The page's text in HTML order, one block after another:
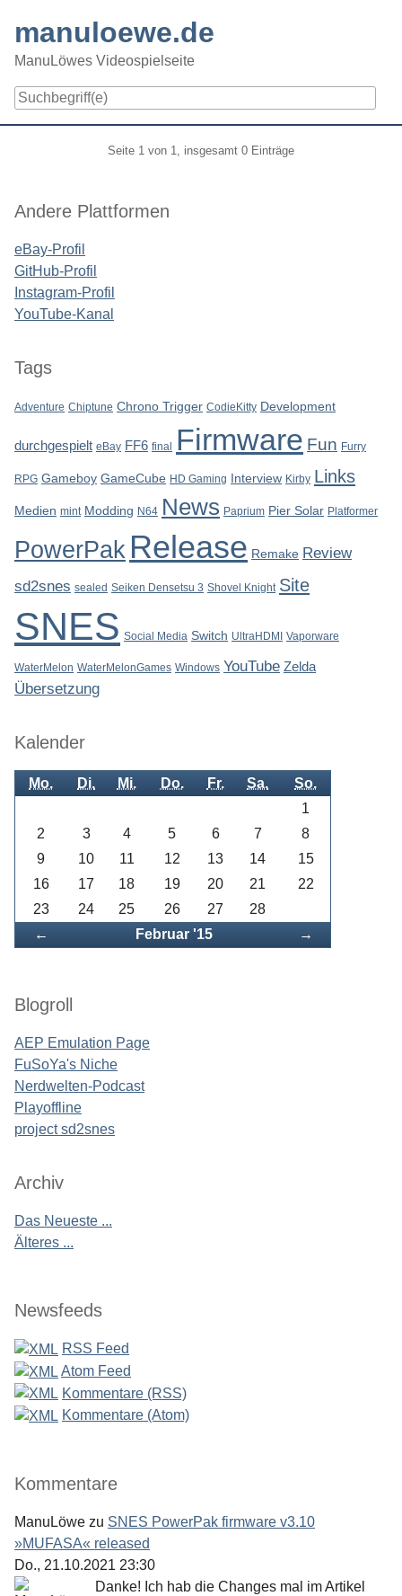
content
manuloewe.de
ManuLöwes Videospielseite
Seite 1 von 1, insgesamt 0 Einträge
Seitenleiste
Andere Plattformen
eBay-Profil
GitHub-Profil
Instagram-Profil
YouTube-Kanal
Tags
Adventure Chiptune Chrono Trigger CodieKitty Development
durchgespielt eBay FF6 final Firmware Fun Furry
RPG Gameboy GameCube HD Gaming Interview Kirby Links
Medien mint Modding N64 News Paprium Pier Solar Platformer
PowerPak Release Remake Review
sd2snes sealed Seiken Densetsu 3 Shovel Knight Site
SNES Social Media Switch UltraHDMI Vaporware
WaterMelon WaterMelonGames Windows YouTube Zelda
Übersetzung
Kalender
Mo. Di. Mi. Do. Fr. Sa. So.
← Februar '15 Vorwärts
→
1
2
3 4 5 6 7
8
9
10 11 12 13 14
15
16
17 18 19 20 21
22
23
24 25 26 27 28
Blogroll
AEP Emulation Page
FuSoYa's Niche
Nerdwelten-Podcast
Playoffline
project sd2snes
Archiv
Das Neueste ...
Älteres ...
Newsfeeds
RSS Feed
Atom Feed
Kommentare (RSS)
Kommentare (Atom)
Kommentare
ManuLöwe zu SNES PowerPak firmware v3.10
»MUFASA« released
Do., 21.10.2021 23:30
Danke! Ich hab die Changes mal im Artikel